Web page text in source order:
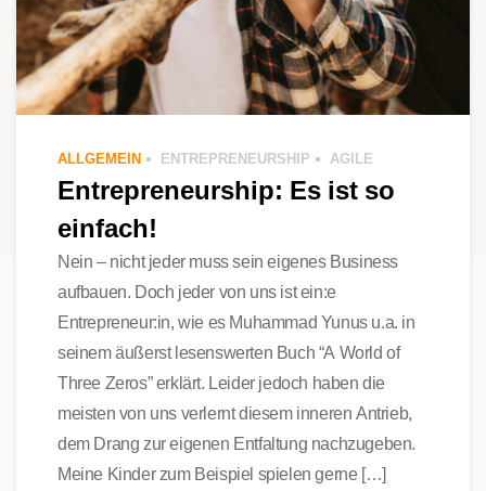
ALLGEMEIN ENTREPRENEURSHIP AGILE
Entrepreneurship: Es ist so
einfach!
Nein – nicht jeder muss sein eigenes Business
aufbauen. Doch jeder von uns ist ein:e
Entrepreneur:in, wie es Muhammad Yunus u.a. in
seinem äußerst lesenswerten Buch “A World of
Three Zeros” erklärt. Leider jedoch haben die
meisten von uns verlernt diesem inneren Antrieb,
dem Drang zur eigenen Entfaltung nachzugeben.
Meine Kinder zum Beispiel spielen gerne […]